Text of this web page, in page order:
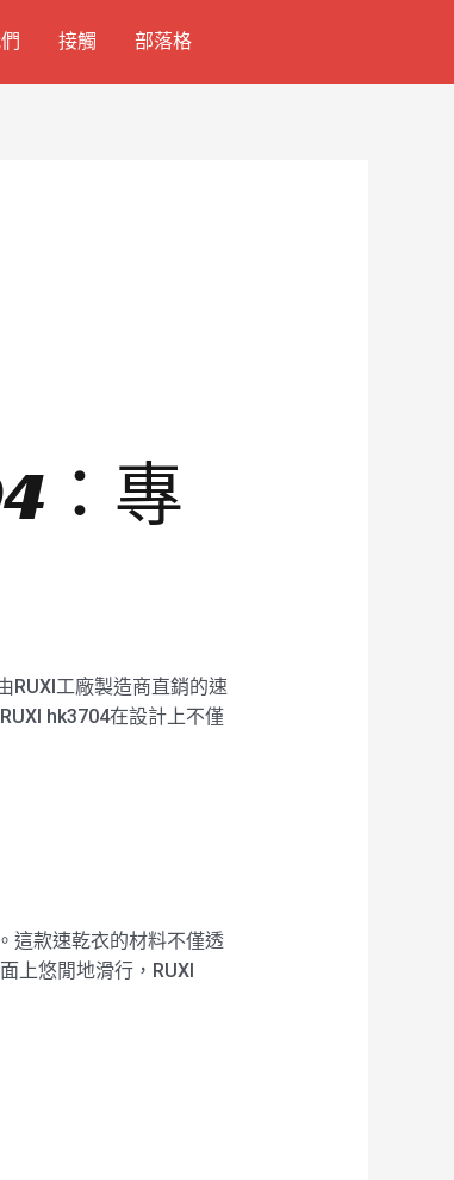
接觸 部落格
：專
RUXI工廠製造商直銷的速
hk3704在設計上不僅
這款速乾衣的材料不僅透
上悠閒地滑行，RUXI